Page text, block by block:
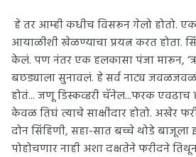
हे तर आम्ही कधीच विसरून गेलो होतो.
आयाळीशी खेळण्याचा प्रयत्न करत होता.
केलं. पण नंतर एक हलकासा पंजा मारून,
बछड्याला सुनावलं. हे सर्व नाट्य
होतं... जणू डिस्कव्हरी चॅनेल...फरक एवढाच
केवळ तिघं त्याचे साक्षीदार होतो. अखेर
दोन सिंहिणी, सहा-सात बच्चे थोडे बाजूला
पोहोचणार नाही अशा दक्षतेने फरीदने